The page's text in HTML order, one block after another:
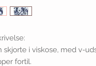
skjorte i viskose, med v-
fortil.